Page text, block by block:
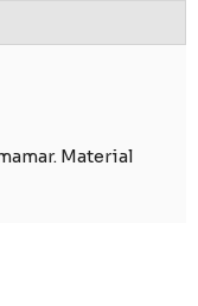
Material